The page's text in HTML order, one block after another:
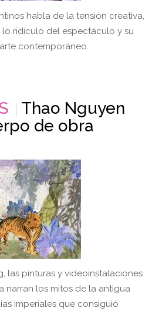
habla de la tensión creativa,
lo ridículo del espectáculo y su
contemporáneo.
Thao Nguyen
de obra
las pinturas y videoinstalaciones
narran los mitos de la antigua
imperiales que consiguió